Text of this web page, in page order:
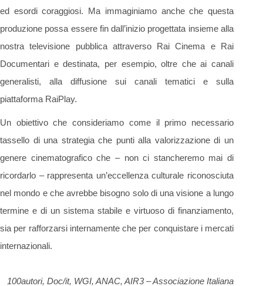
ed esordi coraggiosi. Ma immaginiamo anche che questa
produzione possa essere fin dall’inizio progettata insieme alla
nostra televisione pubblica attraverso Rai Cinema e Rai
Documentari e destinata, per esempio, oltre che ai canali
generalisti, alla diffusione sui canali tematici e sulla
piattaforma RaiPlay.
Un obiettivo che consideriamo come il primo necessario
tassello di una strategia che punti alla valorizzazione di un
genere cinematografico che – non ci stancheremo mai di
ricordarlo – rappresenta un’eccellenza culturale riconosciuta
nel mondo e che avrebbe bisogno solo di una visione a lungo
termine e di un sistema stabile e virtuoso di finanziamento,
sia per rafforzarsi internamente che per conquistare i mercati
internazionali.
100autori, Doc/it, WGI, ANAC, AIR3 – Associazione Italiana